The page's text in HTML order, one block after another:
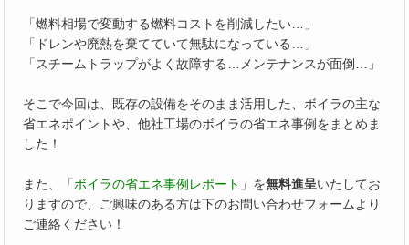
「燃料相場で変動する燃料コストを削減したい…」
「ドレンや廃熱を棄てていて無駄になっている…」
「スチームトラップがよく故障する…メンテナンスが面倒…」
そこで今回は、既存の設備をそのまま活用した、ボイラの主な
省エネポイントや、他社工場のボイラの省エネ事例をまとめま
した！
また、「ボイラの省エネ事例レポート 」を無料進呈いたしてお
りますので、ご興味のある方は下のお問い合わせフォームより
ご連絡ください！